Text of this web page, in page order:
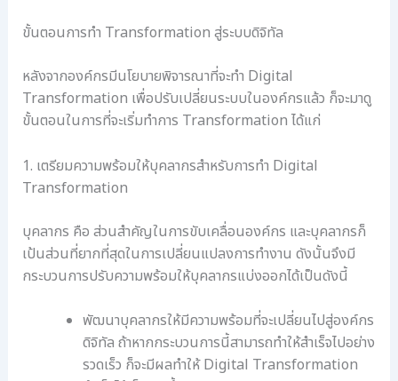
ขั้นตอนการทำ Transformation สู่ระบบดิจิทัล
หลังจากองค์กรมีนโยบายพิจารณาที่จะทำ Digital
Transformation เพื่อปรับเปลี่ยนระบบในองค์กรแล้ว ก็จะมาดู
ขั้นตอนในการที่จะเริ่มทำการ Transformation ได้แก่
1. เตรียมความพร้อมให้บุคลากรสำหรับการทำ Digital
Transformation
บุคลากร คือ ส่วนสำคัญในการขับเคลื่อนองค์กร และบุคลากรก็
เป้นส่วนที่ยากที่สุดในการเปลี่ยนแปลงการทำงาน ดังนั้นจึงมี
กระบวนการปรับความพร้อมให้บุคลากรแบ่งออกได้เป็นดังนี้
พัฒนาบุคลากรให้มีความพร้อมที่จะเปลี่ยนไปสู่องค์กร
ดิจิทัล ถ้าหากกระบวนการนี้สามารถทำให้สำเร็จไปอย่าง
รวดเร็ว ก็จะมีผลทำให้ Digital Transformation